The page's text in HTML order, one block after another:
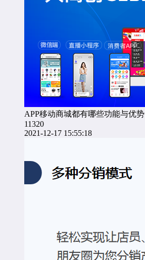
APP移动商城都有哪些功能与优势
11320
2021-12-17 15:55:18